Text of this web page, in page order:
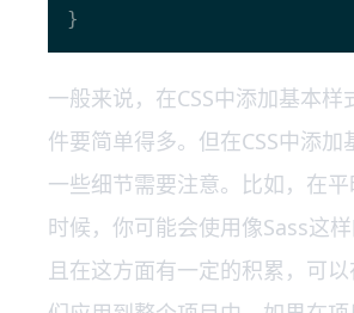
一般来说，在CSS中添加基本样
件要简单得多。但在CSS中添加
一些细节需要注意。比如，在平
时候，你可能会使用像Sass这
且在这方面有一定的积累，可